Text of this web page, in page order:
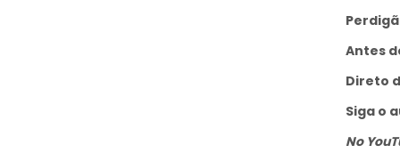
Antes
Direto
Siga o
No